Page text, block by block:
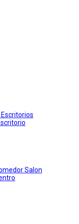
Salon